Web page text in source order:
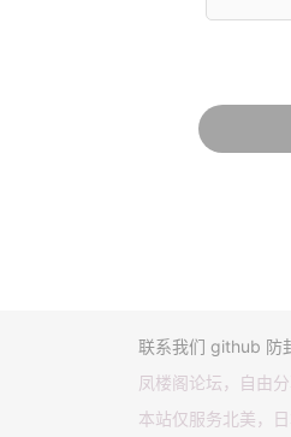
联系我们 github 防
凤楼阁论坛，自由
本站仅服务北美，